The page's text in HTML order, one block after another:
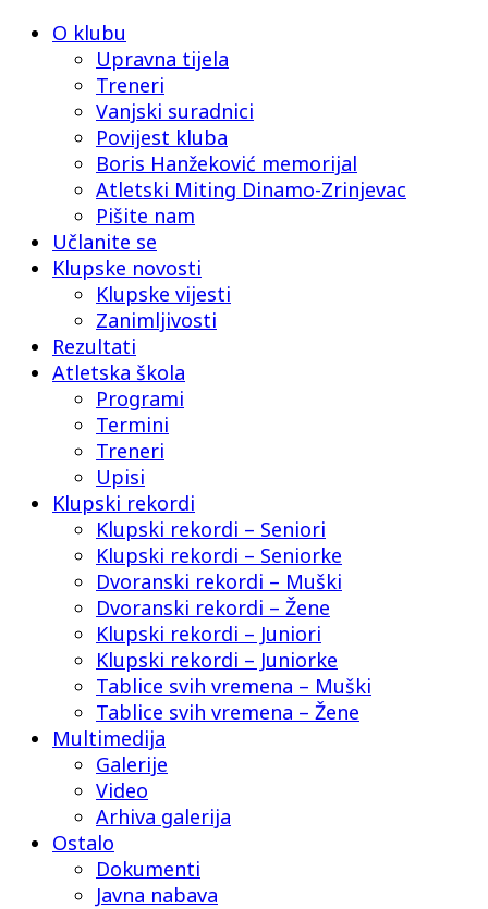
O klubu
Upravna tijela
Treneri
Vanjski suradnici
Povijest kluba
Boris Hanžeković memorijal
Atletski Miting Dinamo-Zrinjevac
Pišite nam
Učlanite se
Klupske novosti
Klupske vijesti
Zanimljivosti
Rezultati
Atletska škola
Programi
Termini
Treneri
Upisi
Klupski rekordi
Klupski rekordi – Seniori
Klupski rekordi – Seniorke
Dvoranski rekordi – Muški
Dvoranski rekordi – Žene
Klupski rekordi – Juniori
Klupski rekordi – Juniorke
Tablice svih vremena – Muški
Tablice svih vremena – Žene
Multimedija
Galerije
Video
Arhiva galerija
Ostalo
Dokumenti
Javna nabava